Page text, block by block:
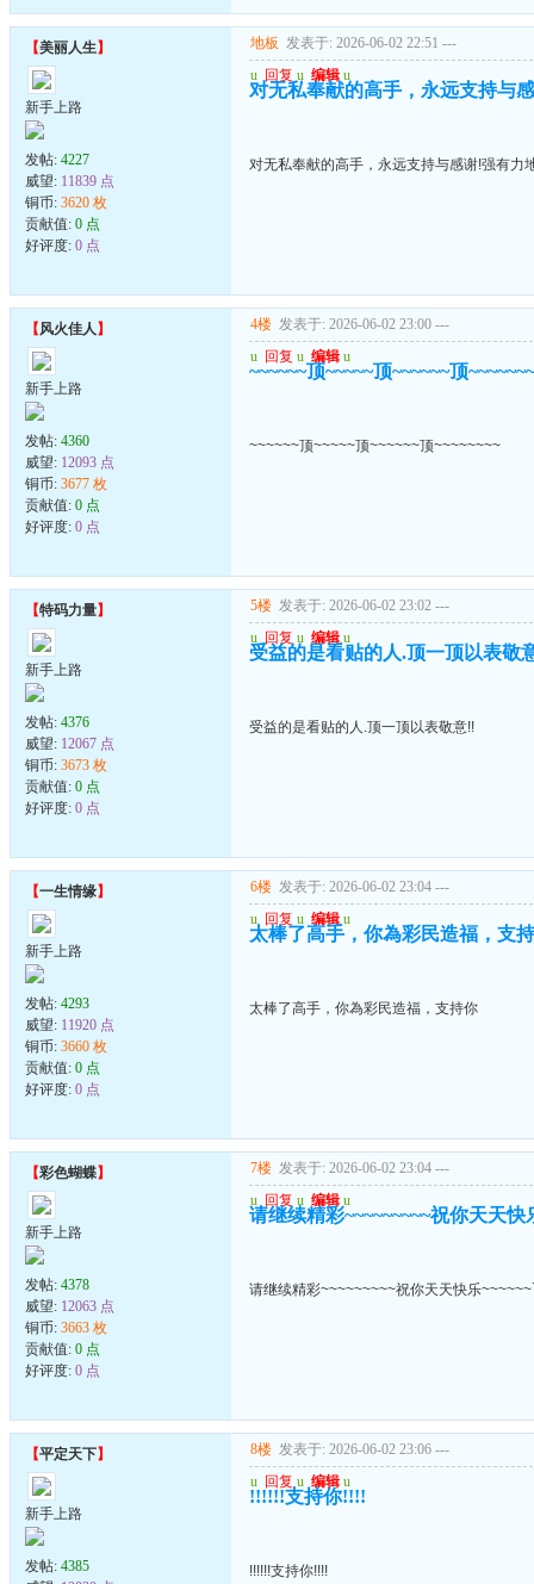
【美丽人生】
新手上路
发帖: 4227
威望: 11839 点
铜币: 3620 枚
贡献值: 0 点
好评度: 0 点
地板 发表于: 2026-06-02 22:51 ---
u 回复 u 编辑 u
对无私奉献的高手，永远支持与
对无私奉献的高手，永远支持与感谢!强有力
【风火佳人 】
新手上路
发帖: 4360
威望: 12093 点
铜币: 3677 枚
贡献值: 0 点
好评度: 0 点
4楼 发表于: 2026-06-02 23:00 ---
u 回复 u 编辑 u
~~~~~~顶~~~~~顶~~~~~~顶
~~~~~~顶~~~~~顶~~~~~~顶~~~~~~~~
【特码力量】
新手上路
发帖: 4376
威望: 12067 点
铜币: 3673 枚
贡献值: 0 点
好评度: 0 点
5楼 发表于: 2026-06-02 23:02 ---
u 回复 u 编辑 u
受益的是看贴的人.顶一顶以表敬
受益的是看贴的人.顶一顶以表敬意!!
【一生情缘】
新手上路
发帖: 4293
威望: 11920 点
铜币: 3660 枚
贡献值: 0 点
好评度: 0 点
6楼 发表于: 2026-06-02 23:04 ---
u 回复 u 编辑 u
太棒了高手，你為彩民造福，支
太棒了高手，你為彩民造福，支持你
【彩色蝴蝶】
新手上路
发帖: 4378
威望: 12063 点
铜币: 3663 枚
贡献值: 0 点
好评度: 0 点
7楼 发表于: 2026-06-02 23:04 ---
u 回复 u 编辑 u
请继续精彩~~~~~~~~~祝你天天快
请继续精彩~~~~~~~~~祝你天天快乐
【平定天下】
新手上路
发帖: 4385
8楼 发表于: 2026-06-02 23:06 ---
u 回复 u 编辑 u
!!!!!!支持你!!!!
!!!!!!支持你!!!!